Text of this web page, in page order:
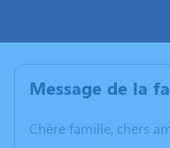
Message de la
Chère famille, chers